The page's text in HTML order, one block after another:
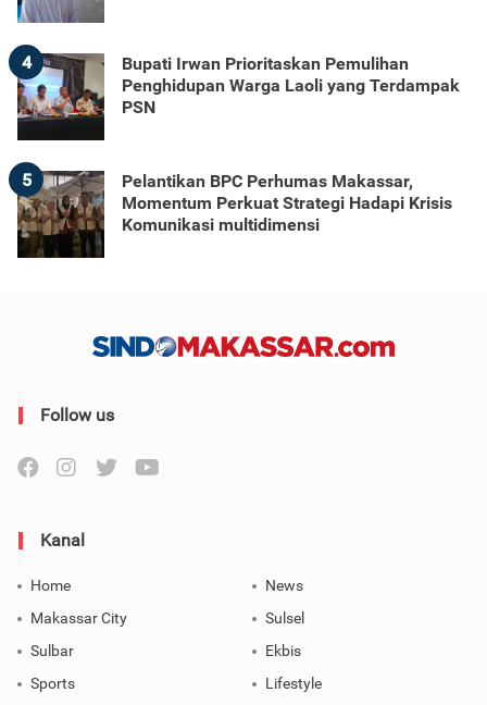
4
Bupati Irwan Prioritaskan Pemulihan
Penghidupan Warga Laoli yang Terdampak
PSN
5
Pelantikan BPC Perhumas Makassar,
Momentum Perkuat Strategi Hadapi Krisis
Komunikasi multidimensi
Follow us
Kanal
Home
News
Makassar City
Sulsel
Sulbar
Ekbis
Sports
Lifestyle